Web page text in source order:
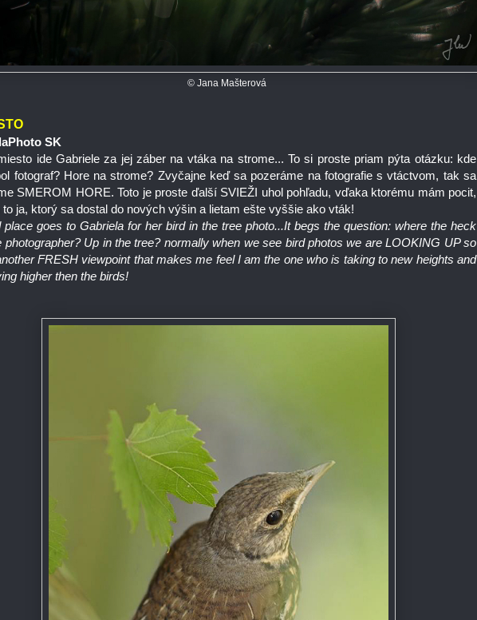
© Jana Mašterová‎
SK
ide Gabriele za jej záber na vtáka na strome... To si proste priam pýta otázku: kde
fotograf? Hore na strome? Zvyčajne keď sa pozeráme na fotografie s vtáctvom, tak sa
SMEROM HORE. Toto je proste ďalší SVIEŽI uhol pohľadu, vďaka ktorému mám pocit,
ja, ktorý sa dostal do nových výšin a lietam ešte vyššie ako vták!
place goes to Gabriela for her bird in the tree photo...It begs the question: where the heck
photographer? Up in the tree? normally when we see bird photos we are LOOKING UP so
FRESH viewpoint that makes me feel I am the one who is taking to new heights and
higher then the birds!